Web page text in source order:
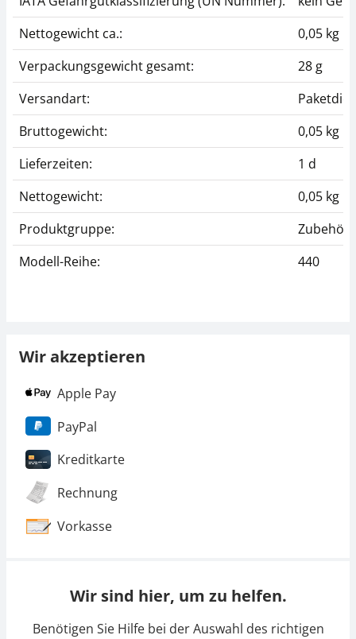
Nettogewicht ca.:
0,05 kg
Verpackungsgewicht gesamt:
28 g
Versandart:
Bruttogewicht:
0,05 kg
Lieferzeiten:
1 d
Nettogewicht:
0,05 kg
Produktgruppe:
Zubehör
Modell-Reihe:
440
Wir akzeptieren
Apple Pay
PayPal
Kreditkarte
Rechnung
Vorkasse
Wir sind hier, um zu helfen.
Benötigen Sie Hilfe bei der Auswahl des richtigen